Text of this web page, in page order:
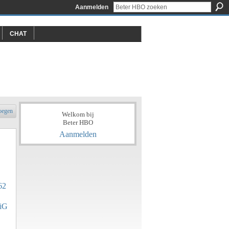
Aanmelden
CHAT
Welkom bij
Beter HBO
Aanmelden